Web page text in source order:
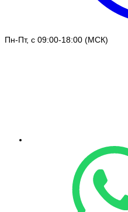
Пн-Пт, с 09:00-18:00 (МСК)